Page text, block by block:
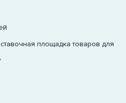
площадка товаров для